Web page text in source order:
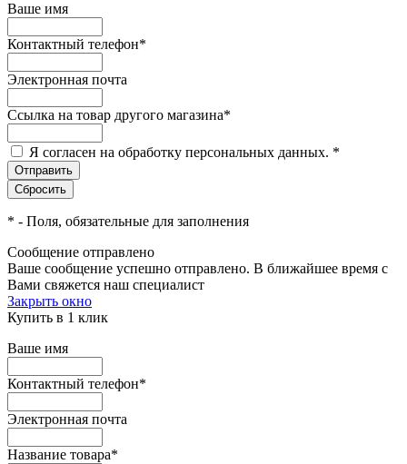
Ваше имя
Контактный телефон*
Электронная почта
Ссылка на товар другого магазина*
Я согласен на обработку персональных данных. *
* - Поля, обязательные для заполнения
Сообщение отправлено
Ваше сообщение успешно отправлено. В ближайшее время с
Вами свяжется наш специалист
Закрыть окно
Купить в 1 клик
Ваше имя
Контактный телефон*
Электронная почта
Название товара*